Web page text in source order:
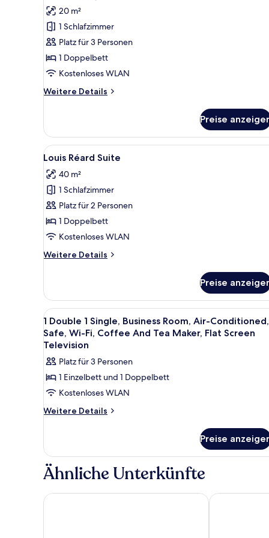
Comfort-
Doppelzimmer
anzeigen
Bewertung)
20 m²
1 Schlafzimmer
Platz für 3 Personen
1 Doppelbett
Kostenloses WLAN
Weitere Details
Weitere
Doppelzimmer
Preise
Alle
Fotos
für
Louis
Réard
Suite
anzeigen
Ein modernes Hotelzimmer
10
Louis Réard Suite
40 m²
1 Schlafzimmer
Platz für 2 Personen
1 Doppelbett
Kostenloses WLAN
Weitere Details
Weitere
Réard
Suite
Preise
Alle
Fotos
für
Double
1
Single,
Business
Conditioned,
Safe,
Wi-
Fi,
Pillowtop-Betten, Zimmersafe,
2
1 Double 1 Single, Business Room, Air-Conditioned,
Safe, Wi-Fi, Coffee And Tea Maker, Flat Screen
Television
Platz für 3 Personen
1 Einzelbett und 1 Doppelbett
Kostenloses WLAN
Weitere Details
Weitere
Double
Single,
Room,
Preise
Ähnliche Unterkünfte
Saline1822 Hotel Bad Rappenau Premier Inn